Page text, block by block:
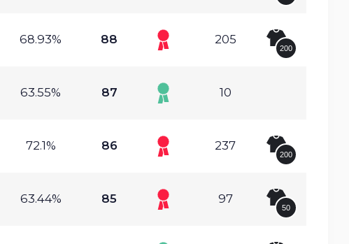
68.93% 88 205
200
63.55% 87 10
72.1% 86 237
200
63.44% 85 97
50